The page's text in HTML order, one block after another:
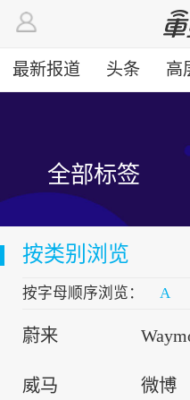
最新报道 头条 高
全部标签
按类别浏览
按字母顺序浏览： A
蔚来
威马 微博